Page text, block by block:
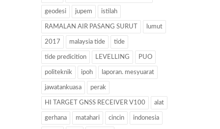
geodesi jupem istilah
RAMALAN AIR PASANG SURUT lumut
2017 malaysia tide tide
tide predicition LEVELLING PUO
politeknik ipoh laporan. mesyuarat
jawatankuasa perak
HI TARGET GNSS RECEIVER V100 alat
gerhana matahari cincin indonesia